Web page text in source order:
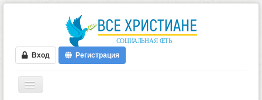
Вход Регистрация